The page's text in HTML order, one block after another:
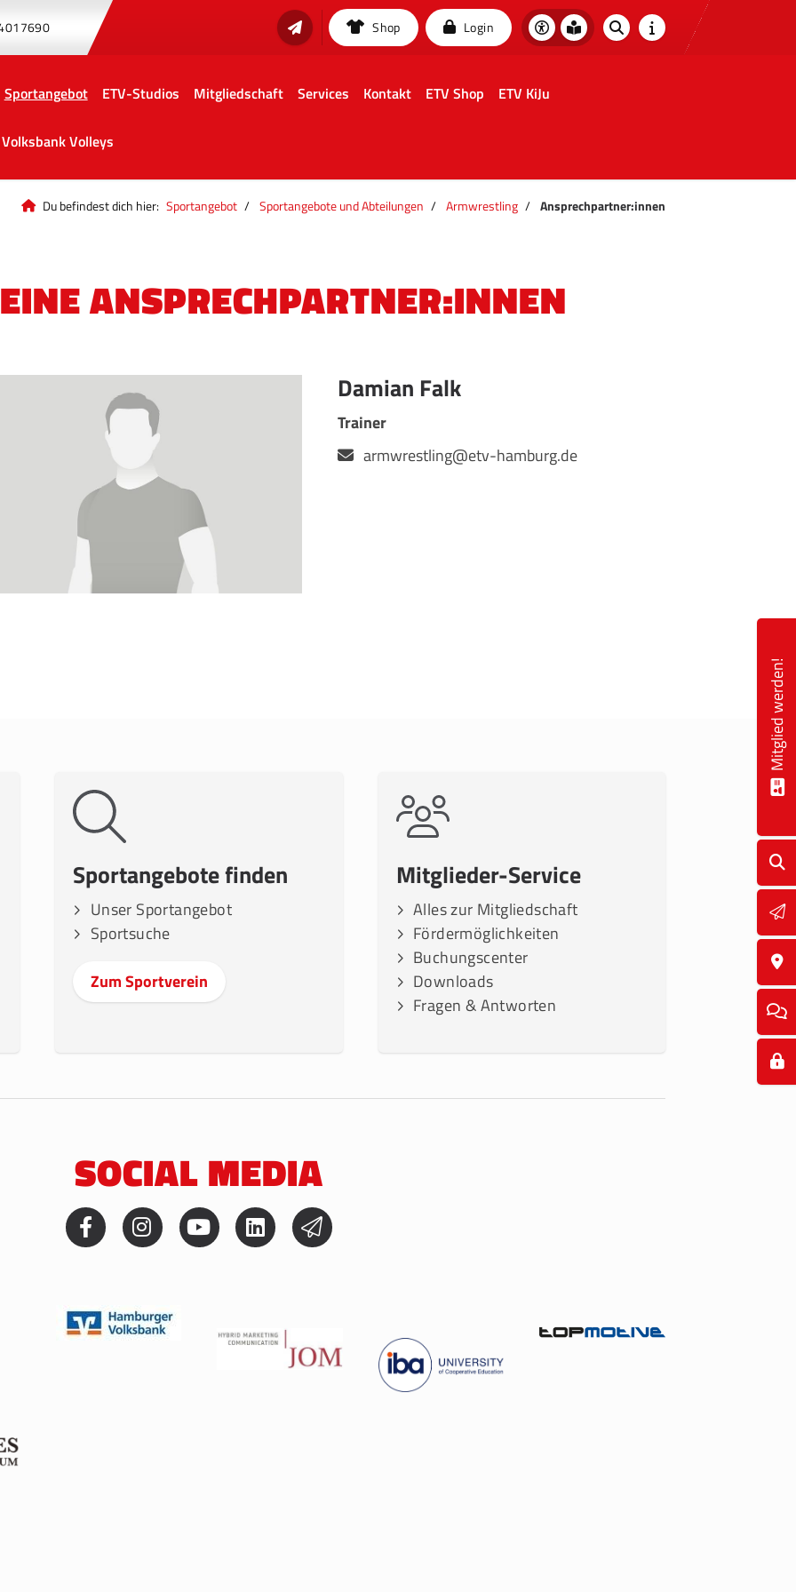
Shop Login
Sportangebot ETV-Studios Mitgliedschaft Services Kontakt ETV Shop ETV KiJu
Volleys
Du befindest dich hier: Sportangebot Sportangebote und Abteilungen Armwrestling Ansprechpartner:innen
ANSPRECHPARTNER:INNEN
Damian Falk
Trainer
armwrestling@etv-hamburg.de
Sportangebote finden
Unser Sportangebot
Sportsuche
Zum Sportverein
Mitglieder-Service
Alles zur Mitgliedschaft
Fördermöglichkeiten
Buchungscenter
Downloads
Fragen & Antworten
SOCIAL MEDIA
Mitglied werden!
Mitglieder-Service
Alles zur Mitgliedschaft
Downloads
Termine
Fragen & Antworten